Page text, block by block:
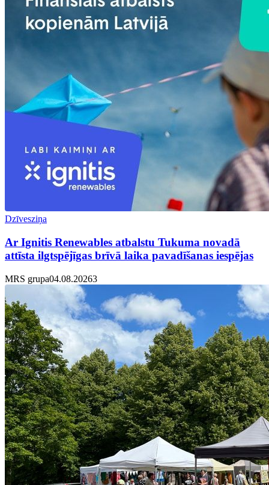
Dzīvesziņa
Ar Ignitis Renewables atbalstu Tukuma novadā
attīsta ilgtspējīgas brīvā laika pavadīšanas iespējas
MRS grupa04.08.20263